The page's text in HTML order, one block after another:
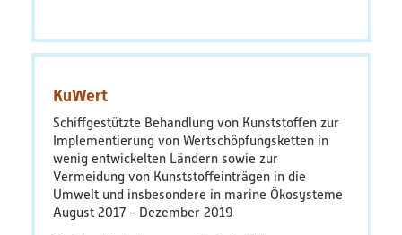
KuWert
Schiffgestützte Behandlung von Kunststoffen zur
Implementierung von Wertschöpfungsketten in
wenig entwickelten Ländern sowie zur
Vermeidung von Kunststoffeinträgen in die
Umwelt und insbesondere in marine Ökosysteme
August 2017
Dezember 2019